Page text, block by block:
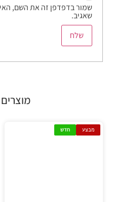
שמור בדפדפן זה את השם,
שאגיב.
מבצע חדש